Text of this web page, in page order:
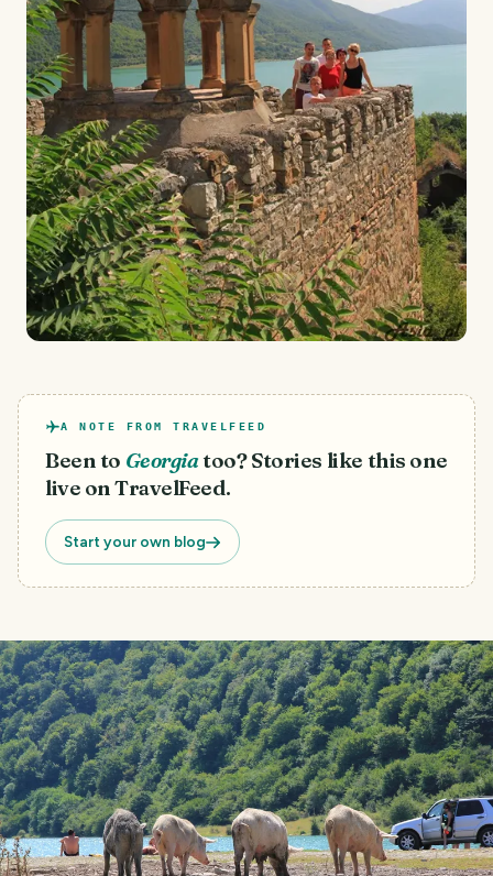
A NOTE FROM TRAVELFEED
Been to Georgiatoo? Stories like this one
live on TravelFeed.
Start your own blog